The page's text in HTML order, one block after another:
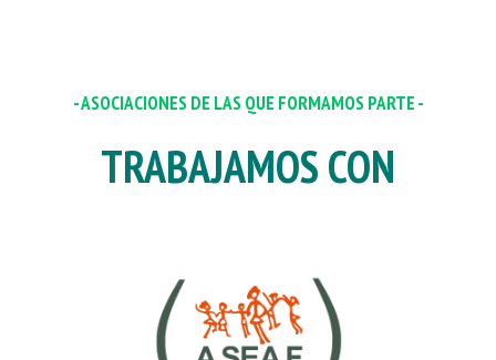
- ASOCIACIONES DE LAS QUE FORMAMOS PARTE -
TRABAJAMOS CON